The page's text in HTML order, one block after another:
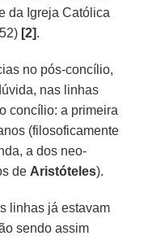
da Igreja Católica
[2].
no pós-concílio,
nas linhas
concílio: a primeira
(filosoficamente
a dos neo-
de Aristóteles).
linhas já estavam
sendo assim